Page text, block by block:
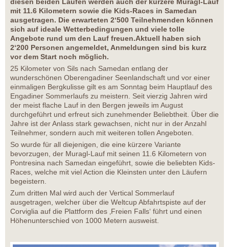
diesen beiden Läufen werden auch der kürzere Muragl-Lauf
mit 11.6 Kilometern sowie die Kids-Races in Samedan
ausgetragen. Die erwarteten 2‘500 Teilnehmenden können
sich auf ideale Wetterbedingungen und viele tolle
Angebote rund um den Lauf freuen.Aktuell haben sich
2‘200 Personen angemeldet, Anmeldungen sind bis kurz
vor dem Start noch möglich.
25 Kilometer von Sils nach Samedan entlang der
wunderschönen Oberengadiner Seenlandschaft und vor einer
einmaligen Bergkulisse gilt es am Sonntag beim Hauptlauf des
Engadiner Sommerlaufs zu meistern. Seit vierzig Jahren wird
der meist flache Lauf in den Bergen jeweils im August
durchgeführt und erfreut sich zunehmender Beliebtheit. Über die
Jahre ist der Anlass stark gewachsen, nicht nur in der Anzahl
Teilnehmer, sondern auch mit weiteren tollen Angeboten.
So wurde für all diejenigen, die eine kürzere Variante
bevorzugen, der Muragl-Lauf mit seinen 11.6 Kilometern von
Pontresina nach Samedan eingeführt, sowie die beliebten Kids-
Races, welche mit viel Action die Kleinsten unter den Läufern
begeistern.
Zum dritten Mal wird auch der Vertical Sommerlauf
ausgetragen, welcher über die Weltcup Abfahrtspiste auf der
Corviglia auf die Plattform des ‚Freien Falls‘ führt und einen
Höhenunterschied von 1000 Metern ausweist.